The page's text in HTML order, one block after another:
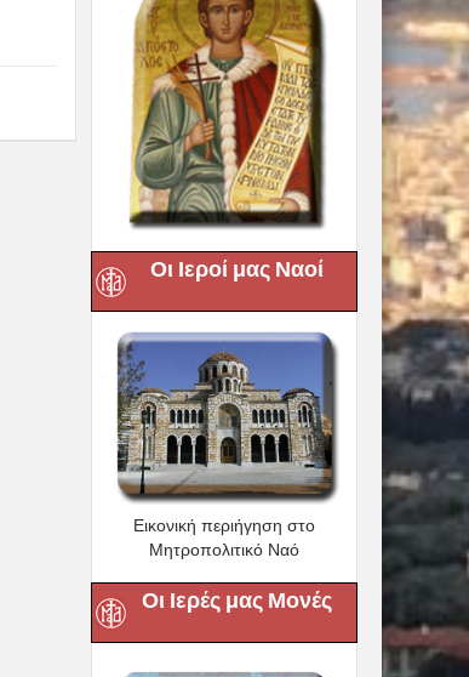
Οι Ιεροί μας Ναοί
Εικονική περιήγηση στο
Μητροπολιτικό Ναό
Οι Ιερές μας Μονές